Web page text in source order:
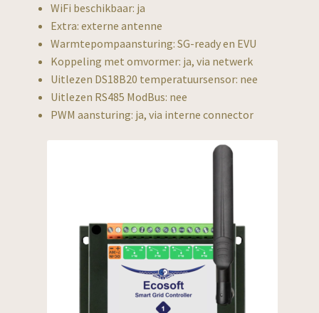
WiFi beschikbaar: ja
Extra: externe antenne
Warmtepompaansturing: SG-ready en EVU
Koppeling met omvormer: ja, via netwerk
Uitlezen DS18B20 temperatuursensor: nee
Uitlezen RS485 ModBus: nee
PWM aansturing: ja, via interne connector